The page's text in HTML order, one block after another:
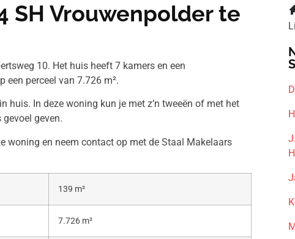
SH Vrouwenpolder te
10. Het huis heeft 7 kamers en een
een perceel van 7.726 m².
huis. In deze woning kun je met z’n tweeën of met het
geven.
woning en neem contact op met de Staal Makelaars
139 m²
7.726 m²